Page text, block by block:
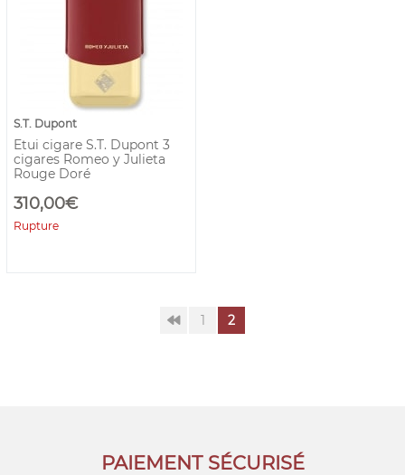
S.T. Dupont
Etui cigare S.T. Dupont 3
cigares Romeo y Julieta
Rouge Doré
310,00€
Rupture
1 2
PAIEMENT SÉCURISÉ